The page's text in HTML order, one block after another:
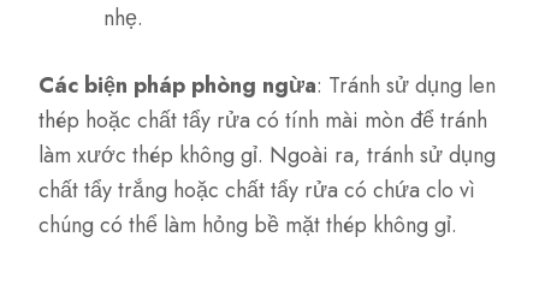
nhẹ.
Các biện pháp phòng ngừa: Tránh sử dụng len
thép hoặc chất tẩy rửa có tính mài mòn để tránh
làm xước thép không gỉ. Ngoài ra, tránh sử dụng
chất tẩy trắng hoặc chất tẩy rửa có chứa clo vì
chúng có thể làm hỏng bề mặt thép không gỉ.